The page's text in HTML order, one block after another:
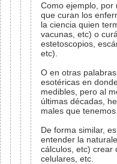
Como ejemplo, por
que curan los
la ciencia quien
vacunas, etc) o
estetoscopios,
etc).
O en otras
esotéricas en
medibles, pero al
últimas décadas,
males que tenemos.
De forma similar,
entender la
cálculos, etc) crear
celulares, etc.